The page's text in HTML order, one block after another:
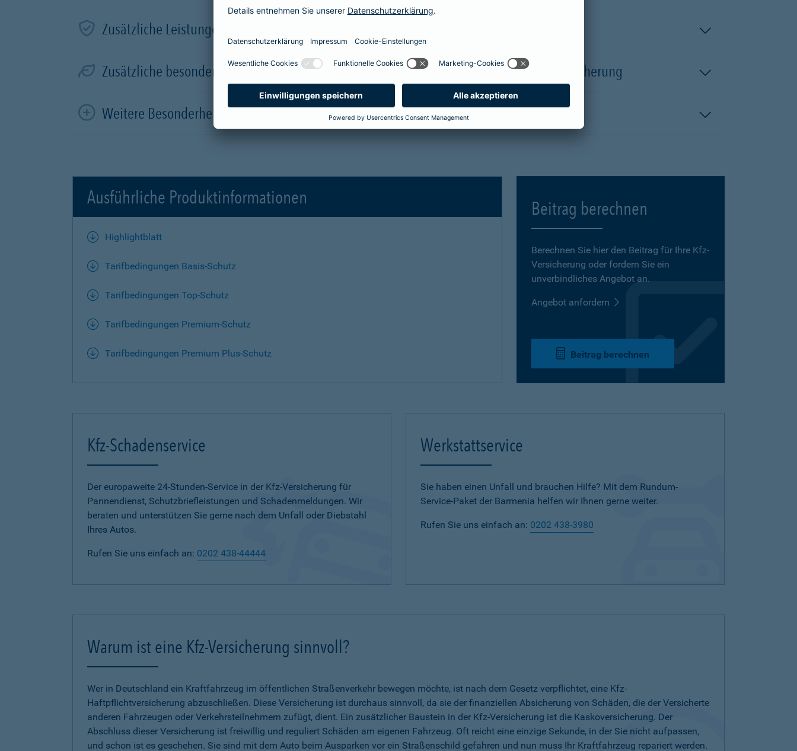
Zusätzliche Leistungen in der Vollkaskoversicherung
Zusätzliche besondere Leistungen für Elektro- und Hybridfahrzeuge in der Vollkaskoversicherung
Weitere Besonderheiten
Ausführliche Produktinformationen
Highlightblatt
Tarifbedingungen Basis-Schutz
Tarifbedingungen Top-Schutz
Tarifbedingungen Premium-Schutz
Tarifbedingungen Premium Plus-Schutz
Beitrag berechnen
Berechnen Sie hier den Beitrag für Ihre Kfz-
Versicherung oder fordern Sie ein
unverbindliches Angebot an.
Angebot anfordern
Beitrag berechnen
Kfz-Schadenservice
Der europaweite 24-Stunden-Service in der Kfz-Versicherung für
Pannendienst, Schutzbriefleistungen und Schadenmeldungen. Wir
beraten und unterstützen Sie gerne nach dem Unfall oder Diebstahl
Ihres Autos.
Rufen Sie uns einfach an: 0202 438-44444
Werkstattservice
Sie haben einen Unfall und brauchen Hilfe? Mit dem Rundum-
Service-Paket der Barmenia helfen wir Ihnen gerne weiter.
Rufen Sie uns einfach an: 0202 438-3980
Warum ist eine Kfz-Versicherung sinnvoll?
Wer in Deutschland ein Kraftfahrzeug im öffentlichen Straßenverkehr bewegen möchte, ist nach dem Gesetz verpflichtet, eine Kfz-
Haftpflichtversicherung abzuschließen. Diese Versicherung ist durchaus sinnvoll, da sie der finanziellen Absicherung von Schäden, die der Versicherte
anderen Fahrzeugen oder Verkehrsteilnehmern zufügt, dient. Ein zusätzlicher Baustein in der Kfz-Versicherung ist die Kaskoversicherung. Der
Abschluss dieser Versicherung ist freiwillig und reguliert Schäden am eigenen Fahrzeug. Oft reicht eine einzige Sekunde, in der Sie nicht aufpassen,
und schon ist es geschehen. Sie sind mit dem Auto beim Ausparken vor ein Straßenschild gefahren und nun muss Ihr Kraftfahrzeug repariert werden.